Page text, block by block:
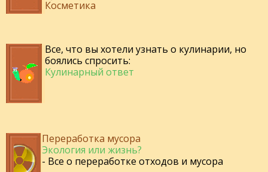
Косметика
Все, что вы хотели узнать о кулинарии, но
боялись спросить:
Кулинарный ответ
Переработка мусора
Экология или жизнь?
- Все о переработке отходов и мусора